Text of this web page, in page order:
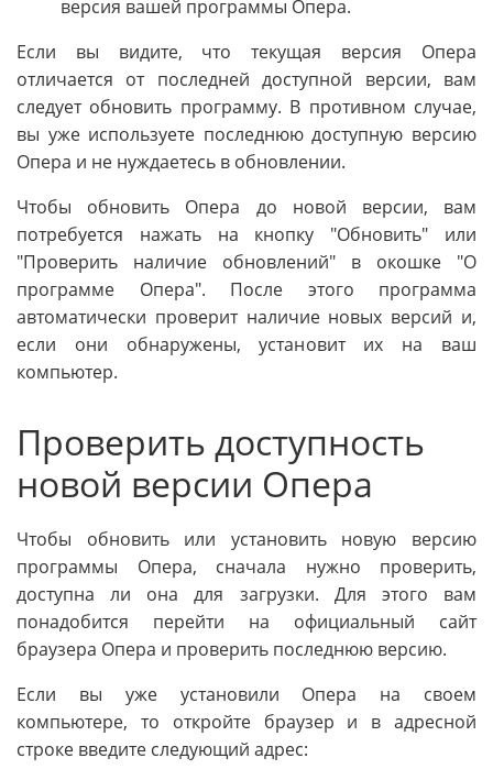
версия вашей программы Опера.
Если вы видите, что текущая версия Опера
отличается от последней доступной версии, вам
следует обновить программу. В противном случае,
вы уже используете последнюю доступную версию
Опера и не нуждаетесь в обновлении.
Чтобы обновить Опера до новой версии, вам
потребуется нажать на кнопку "Обновить" или
"Проверить наличие обновлений" в окошке "О
программе Опера". После этого программа
автоматически проверит наличие новых версий и,
если они обнаружены, установит их на ваш
компьютер.
Проверить доступность
новой версии Опера
Чтобы обновить или установить новую версию
программы Опера, сначала нужно проверить,
доступна ли она для загрузки. Для этого вам
понадобится перейти на официальный сайт
браузера Опера и проверить последнюю версию.
Если вы уже установили Опера на своем
компьютере, то откройте браузер и в адресной
строке введите следующий адрес: